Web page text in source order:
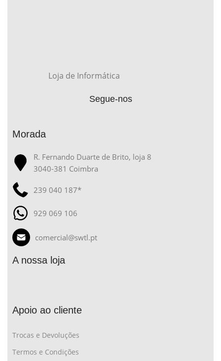
Loja de Informática
Segue-nos
Morada
R. Fernando Duarte de Brito, loja 8
3040-381 Coimbra
239 040 187*
929 069 106
comercial@swtl.pt
A nossa loja
Apoio ao cliente
Trocas e Devoluções
Termos e Condições